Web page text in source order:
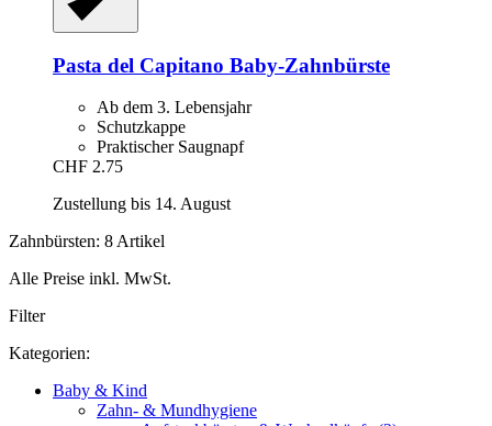
Pasta del Capitano Baby-​Zahnbürste
Ab dem 3. Lebensjahr
Schutzkappe
Praktischer Saugnapf
CHF 2.75
Zustellung bis 14. August
Zahnbürsten: 8 Artikel
Alle Preise inkl. MwSt.
Filter
Kategorien:
Baby & Kind
Zahn- & Mundhygiene